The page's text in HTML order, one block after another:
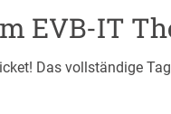
EVB-IT
Das vollständige